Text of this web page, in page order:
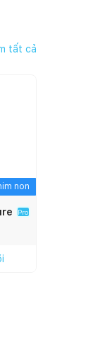
tất cả
non
Pro